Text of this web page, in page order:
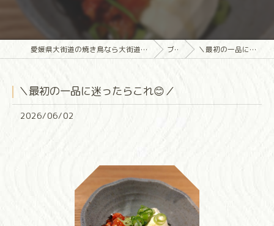
愛媛県大街道の焼き鳥なら大街道立ち飲み焼き鳥 魁(さきがけ) ブログ ＼最初の一品に迷ったらこれ😊／
＼最初の一品に迷ったらこれ😊／
2026/06/02